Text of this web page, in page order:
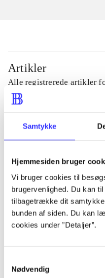
Samtykke
Hjemmesiden bruger
Vi bruger cookies til
brugervenlighed. Du kan
tilbagetrække dit samtykke
bunden af siden. Du kan
cookies under ”Detaljer”.
Nødvendig
Artikler
Alle registrerede artikler
...
...
...